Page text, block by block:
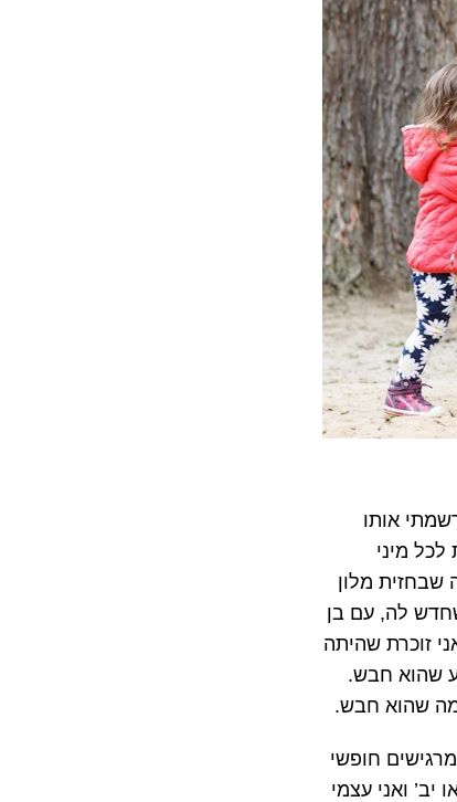
אותו
מיני
שבחזית מלון
לה, עם בן
זוכרת שהיתה
שהוא חבש.
מה שהוא חבש.
חופשי
ואני עצמי